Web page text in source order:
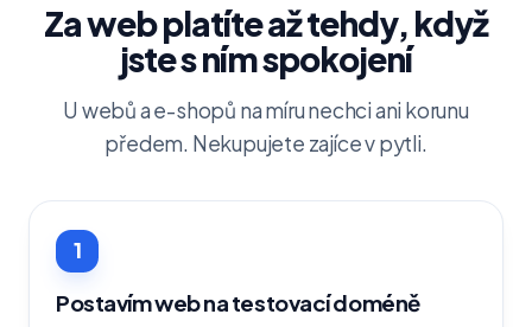
Za web platíte až tehdy, když
jste s ním spokojení
U webů a e-shopů na míru nechci ani korunu
předem. Nekupujete zajíce v pytli.
1
Postavím web na testovací doméně